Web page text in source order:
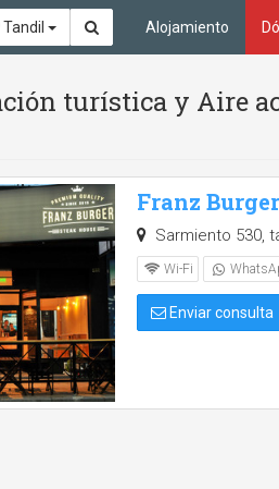
Tandil Alojamiento
turística y Aire
Franz Burger
Sarmiento 530,
Wi-Fi
Enviar consulta